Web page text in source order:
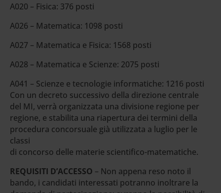
A020 – Fisica: 376 posti
A026 – Matematica: 1098 posti
A027 – Matematica e Fisica: 1568 posti
A028 – Matematica e Scienze: 2075 posti
A041 – Scienze e tecnologie informatiche: 1216 posti
Con un decreto successivo della direzione centrale
del MI, verrà organizzata una divisione regione per
regione, e stabilita una riapertura dei termini della
procedura concorsuale già utilizzata a luglio per le
classi
di concorso delle materie scientifico-matematiche.
REQUISITI D’ACCESSO – Non appena reso noto il
bando, i candidati interessati potranno inoltrare la